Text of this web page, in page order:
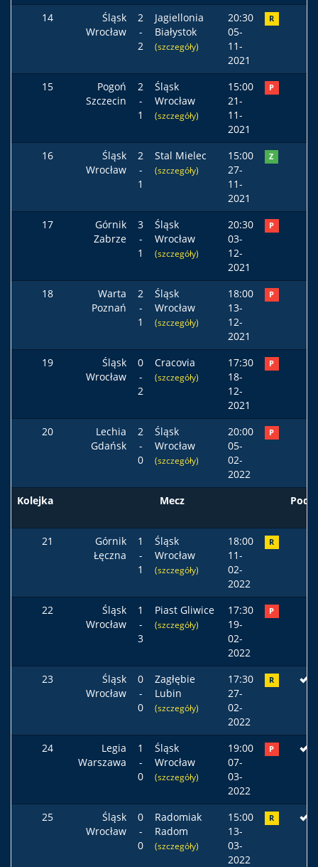
14
Śląsk
Wrocław
2
-
2
Jagiellonia
Białystok
(szczegóły)
20:30
05-
11-
2021
R
15
Pogoń
Szczecin
2
-
1
Śląsk
Wrocław
(szczegóły)
15:00
21-
11-
2021
P
16
Śląsk
Wrocław
2
-
1
Stal Mielec
(szczegóły)
15:00
27-
11-
2021
Z
17
Górnik
Zabrze
3
-
1
Śląsk
Wrocław
(szczegóły)
20:30
03-
12-
2021
P
18
Warta
Poznań
2
-
1
Śląsk
Wrocław
(szczegóły)
18:00
13-
12-
2021
P
19
Śląsk
Wrocław
0
-
2
Cracovia
(szczegóły)
17:30
18-
12-
2021
P
20
Lechia
Gdańsk
2
-
0
Śląsk
Wrocław
(szczegóły)
20:00
05-
02-
2022
P
Kolejka Mecz Podst
21
Górnik
Łęczna
1
-
1
Śląsk
Wrocław
(szczegóły)
18:00
11-
02-
2022
R
22
Śląsk
Wrocław
1
-
3
Piast Gliwice
(szczegóły)
17:30
19-
02-
2022
P
23
Śląsk
Wrocław
0
-
0
Zagłębie
Lubin
(szczegóły)
17:30
27-
02-
2022
R
24
Legia
Warszawa
1
-
0
Śląsk
Wrocław
(szczegóły)
19:00
07-
03-
2022
P
25
Śląsk
Wrocław
0
-
0
Radomiak
Radom
(szczegóły)
15:00
13-
03-
2022
R